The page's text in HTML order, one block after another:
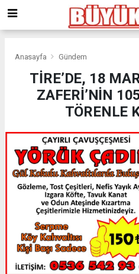
giriş
kingroyal
Anasayfa Gündem
TİRE’DE, 18
ZAFERİ’NİN
TÖRENLE